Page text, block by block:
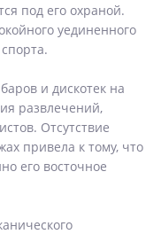
под его охраной.
уединенного
и дискотек на
развлечений,
Отсутствие
привела к тому, что
его восточное